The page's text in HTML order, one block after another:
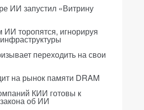
ИИ запустил «Витрину
торопятся, игнорируя
переходить на свои
на рынок памяти DRAM
КИИ готовы к
об ИИ